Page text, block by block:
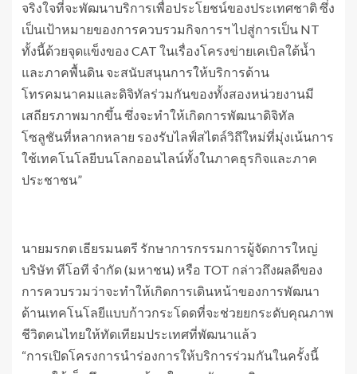
จริงใจที่จะพัฒนาบริการเพื่อประโยชน์ของประเทศชาติ ซึ่ง
เป็นเป้าหมายของการควบรวมกิจการฯ ไปสู่การเป็น NT
ทั้งนี้ด้วยจุดแข็งของ CAT ในเรื่องโครงข่ายเคเบิลใต้น้ำ
และภาคพื้นดิน จะสนับสนุนการให้บริการด้าน
โทรคมนาคมและดิจิทัลร่วมกันของทั้งสองหน่วยงานมี
เสถียรภาพมากขึ้น ซึ่งจะทำให้เกิดการพัฒนาดิจิทัล
โซลูชันที่หลากหลาย รองรับไลฟ์สไตล์วิถึใหม่ที่มุ่งเน้นการ
ใช้เทคโนโลยีบนโลกออนไลน์ทั้งในภาคธุรกิจและภาค
ประชาชน”
นายมรกต เธียรมนตรี รักษาการกรรมการผู้จัดการใหญ่
บริษัท ทีโอที จำกัด (มหาชน) หรือ TOT กล่าวถึงผลดีของ
การควบรวมว่าจะทำให้เกิดการเดินหน้าของการพัฒนา
ด้านเทคโนโลยีแบบก้าวกระโดดที่จะช่วยยกระดับคุณภาพ
ชีวิตคนไทยให้ทัดเทียมประเทศที่พัฒนาแล้ว
“การเปิดโครงการนำร่องการให้บริการร่วมกันในครั้งนี้